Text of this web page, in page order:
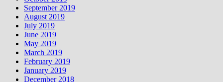
September 2019
August 2019
July 2019
June 2019
May 2019
March 2019
February 2019
January 2019
December 2018